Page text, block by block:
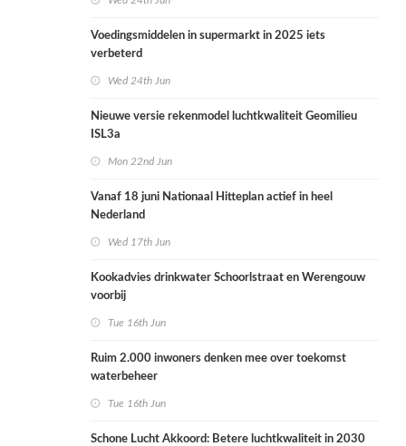
Voedingsmiddelen in supermarkt in 2025 iets
verbeterd
Wed 24th Jun
Nieuwe versie rekenmodel luchtkwaliteit Geomilieu
ISL3a
Mon 22nd Jun
Vanaf 18 juni Nationaal Hitteplan actief in heel
Nederland
Wed 17th Jun
Kookadvies drinkwater Schoorlstraat en Werengouw
voorbij
Tue 16th Jun
Ruim 2.000 inwoners denken mee over toekomst
waterbeheer
Tue 16th Jun
Schone Lucht Akkoord: Betere luchtkwaliteit in 2030